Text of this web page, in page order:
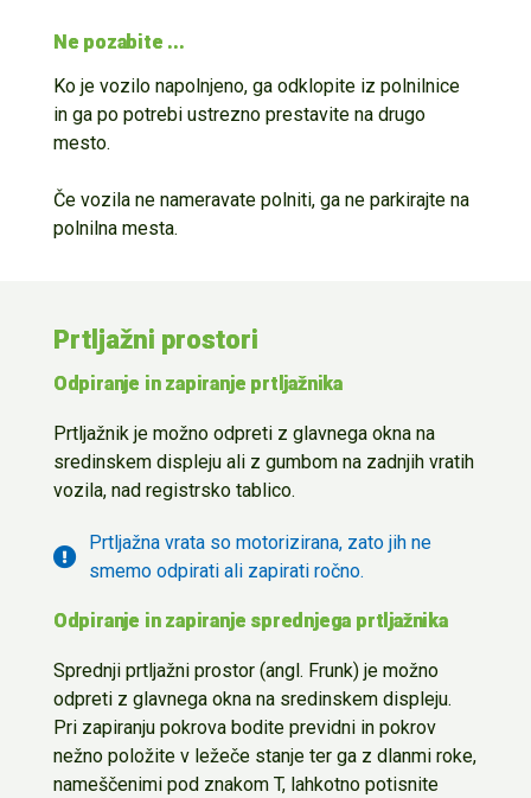
Ne pozabite ...
Ko je vozilo napolnjeno, ga odklopite iz polnilnice
in ga po potrebi ustrezno prestavite na drugo
mesto.
Če vozila ne nameravate polniti, ga ne parkirajte na
polnilna mesta.
Prtljažni prostori
Odpiranje in zapiranje prtljažnika
Prtljažnik je možno odpreti z glavnega okna na
sredinskem displeju ali z gumbom na zadnjih vratih
vozila, nad registrsko tablico.
Prtljažna vrata so motorizirana, zato jih ne
smemo odpirati ali zapirati ročno.
Odpiranje in zapiranje sprednjega prtljažnika
Sprednji prtljažni prostor (angl. Frunk) je možno
odpreti z glavnega okna na sredinskem displeju.
Pri zapiranju pokrova bodite previdni in pokrov
nežno položite v ležeče stanjeter ga z dlanmi roke,
nameščenimi pod znakom T, lahkotno potisnite